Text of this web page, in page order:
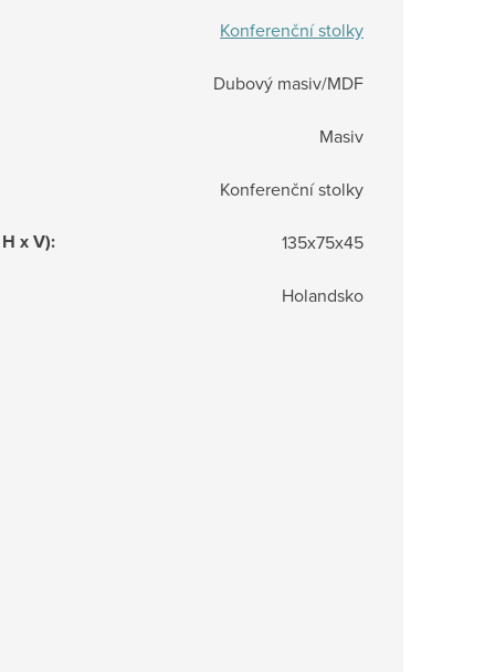
Konferenční stolky
Dubový masiv/MDF
Masiv
Konferenční stolky
x V): 135x75x45
Holandsko